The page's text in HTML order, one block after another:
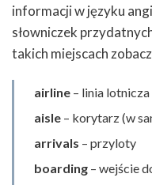
informacji w języku
słowniczek
takich miejscach
airline – linia lotnicza
aisle – korytarz (w
arrivals – przyloty
boarding – wejście